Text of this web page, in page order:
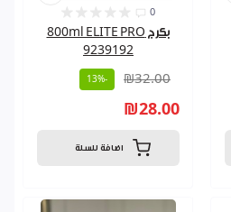
0
بكرج 800ml ELITE PRO
9239192
₪32.00
-13%
₪28.00
اضافة للسلة